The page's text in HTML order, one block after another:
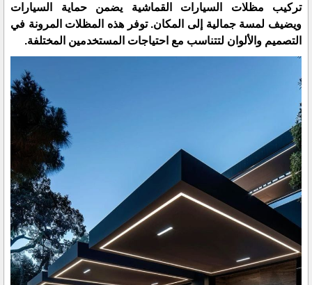
تركيب مظلات السيارات القماشية يضمن حماية السيارات
ويضيف لمسة جمالية إلى المكان. توفر هذه المظلات المرونة في
التصميم والألوان لتتناسب مع احتياجات المستخدمين المختلفة.